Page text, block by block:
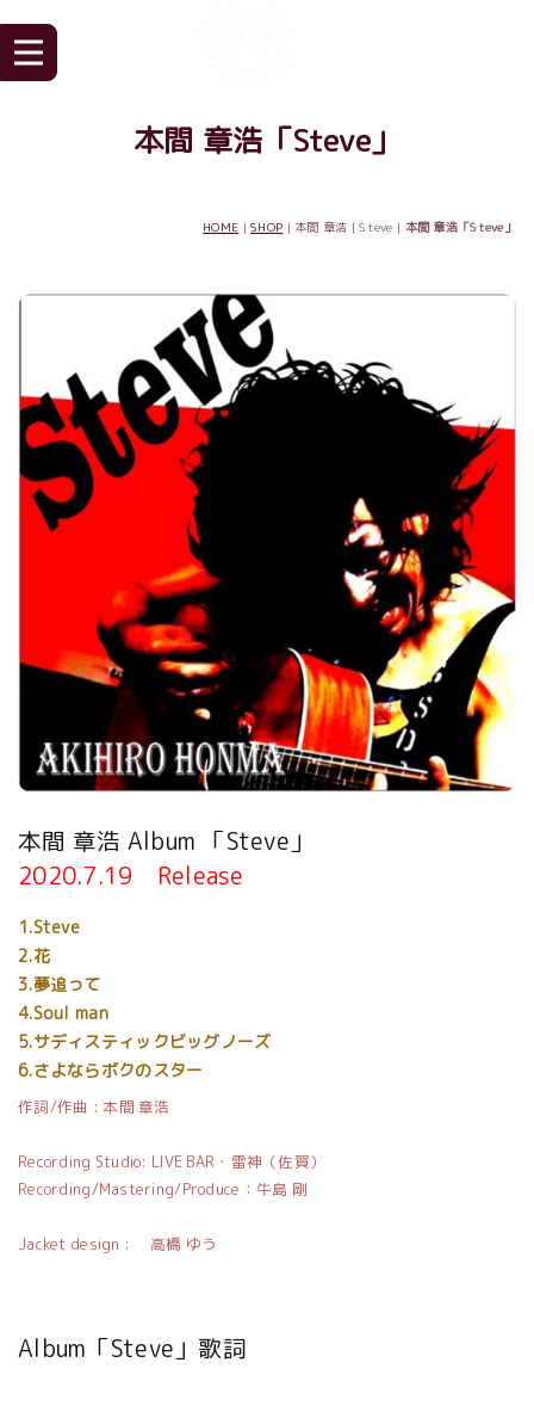
本間 章浩「Steve」
HOME |SHOP | 本間 章浩 | Steve | 本間 章浩「Steve」
本間 章浩 Album 「Steve」
2020.7.19 Release
1.Steve
2.花
3.夢追って
4.Soul man
5.サディスティックビッグノーズ
6.さよならボクのスター
作詞/作曲 : 本間 章浩
Recording Studio: LIVE BAR・雷神（佐賀）
Recording/Mastering/Produce：牛島 剛
Jacket design : 高橋 ゆう
Album「Steve」歌詞